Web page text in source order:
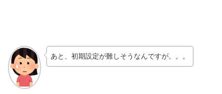
あと、初期設定が難しそうなんですが。。。